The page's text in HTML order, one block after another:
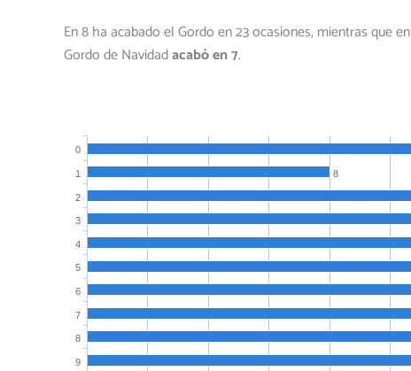
En 8 ha acabado el Gordo en 23 ocasiones, mientras que
Gordo de Navidadacabó en 7.